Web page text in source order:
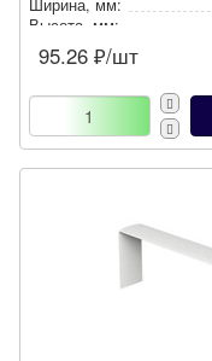
Ширина, мм:
Высота, мм:
95.26 ₽/шт